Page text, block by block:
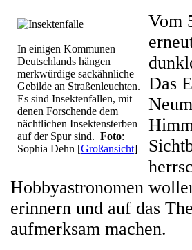
In einigen Kommunen
Deutschlands hängen
merkwürdige sackähnliche
Gebilde an Straßenleuchten.
Es sind Insektenfallen, mit
denen Forschende dem
nächtlichen Insektensterben
auf der Spur sind. Foto:
Sophia Dehn [Großansicht]
Vom
Das
Hobbyastronomen
erinnern und auf das
aufmerksam machen.